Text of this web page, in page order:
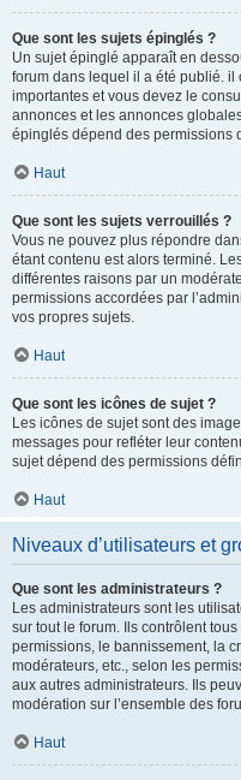
Que sont les sujets épinglés ?
Un sujet épinglé apparaît en
forum dans lequel il a été publié.
importantes et vous devez le
annonces et les annonces
épinglés dépend des permissions
Haut
Que sont les sujets verrouillés ?
Vous ne pouvez plus répondre
étant contenu est alors terminé.
différentes raisons par un
permissions accordées par
vos propres sujets.
Haut
Que sont les icônes de sujet ?
Les icônes de sujet sont des
messages pour refléter leur
sujet dépend des permissions
Haut
Niveaux d’utilisateurs et
Que sont les administrateurs ?
Les administrateurs sont les
sur tout le forum. Ils contrôlent
permissions, le bannissement, la
modérateurs, etc., selon les
aux autres administrateurs. Ils
modération sur l’ensemble des
Haut